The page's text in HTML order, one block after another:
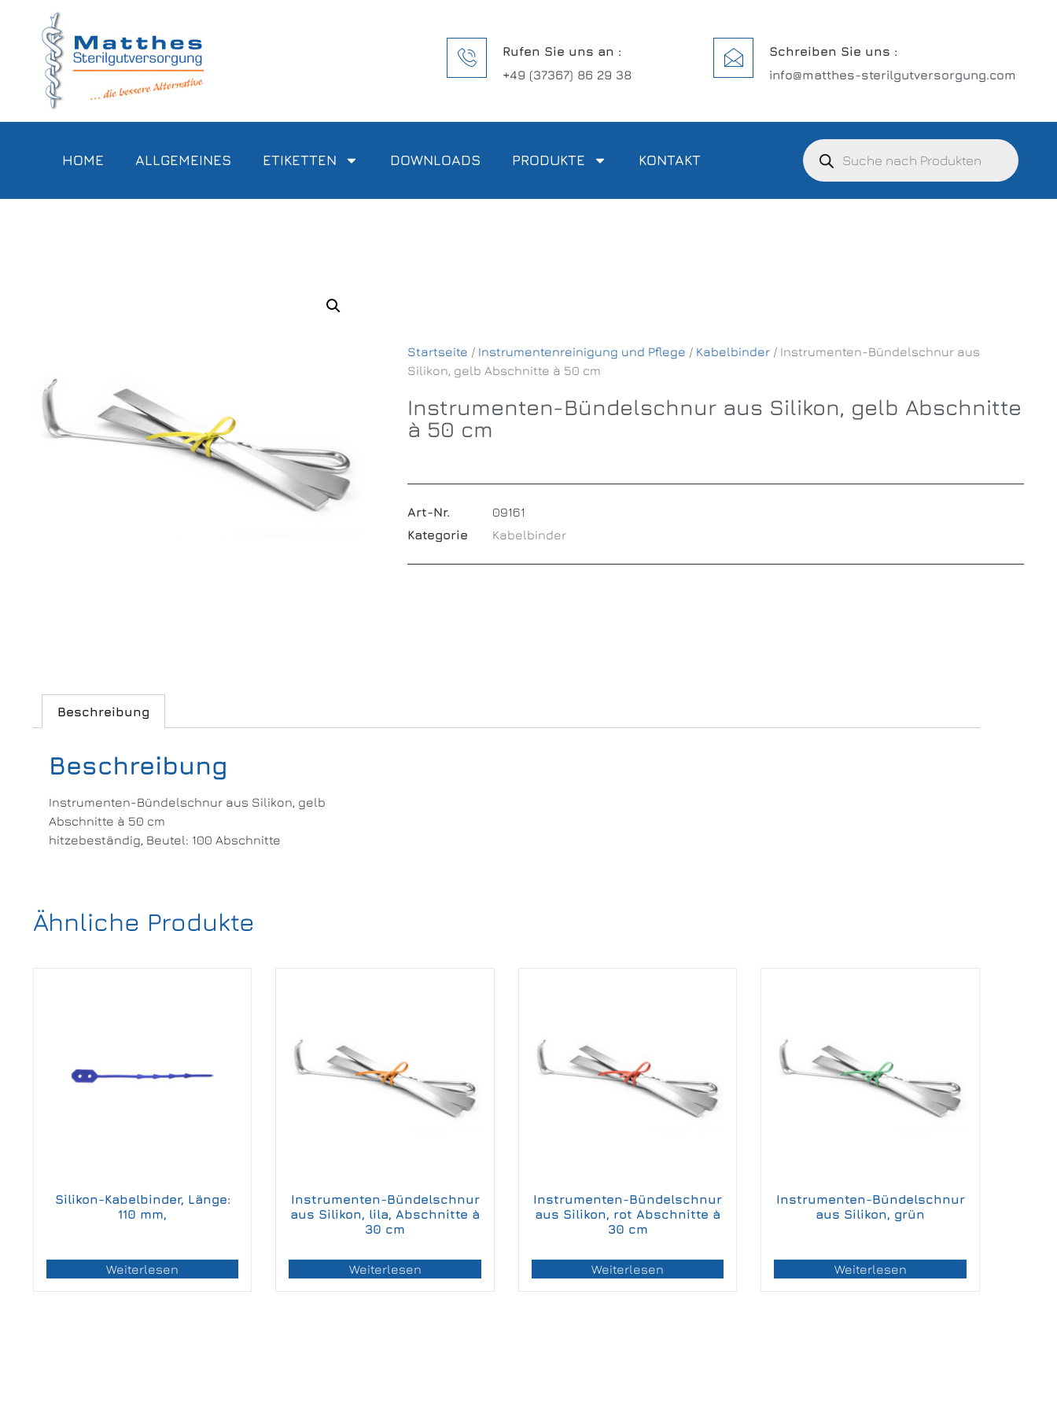
Rufen Sie uns an :
+49 (37367) 86 29 38
Schreiben Sie uns :
info@matthes-sterilgutversorgung.com
HOME ALLGEMEINES ETIKETTEN DOWNLOADS PRODUKTE KONTAKT
Startseite / Instrumentenreinigung und Pflege / Kabelbinder/ Instrumenten-Bündelschnur aus
Silikon, gelb Abschnitte à 50 cm
Instrumenten-Bündelschnur aus Silikon, gelb Abschnitte
à 50 cm
Art-Nr.
09161
Kategorie
Kabelbinder
Beschreibung
Beschreibung
Instrumenten-Bündelschnur aus Silikon, gelb
Abschnitte à 50 cm
hitzebeständig, Beutel: 100 Abschnitte
Ähnliche Produkte
Silikon-Kabelbinder, Länge:
110 mm,
Weiterlesen
Instrumenten-Bündelschnur
aus Silikon, lila, Abschnitte à
30 cm
Weiterlesen
Instrumenten-Bündelschnur
aus Silikon, rot Abschnitte à
30 cm
Weiterlesen
Instrumenten-Bündelschnur
aus Silikon, grün
Weiterlesen